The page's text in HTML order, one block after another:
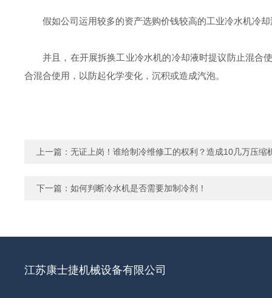
假如公司运用较多的资产选购价钱较高的工业冷水机冷
并且，在开展拆换工业冷水机的冷却液时提议防止混合
合混合使用，以防起化学变化，沉积或造成汽泡。
上一篇： 无证上岗！谁给制冷维修工的权利？造成10几万压缩
下一篇： 如何判断冷水机是否需要加制冷剂！
江苏康士捷机械设备有限公司